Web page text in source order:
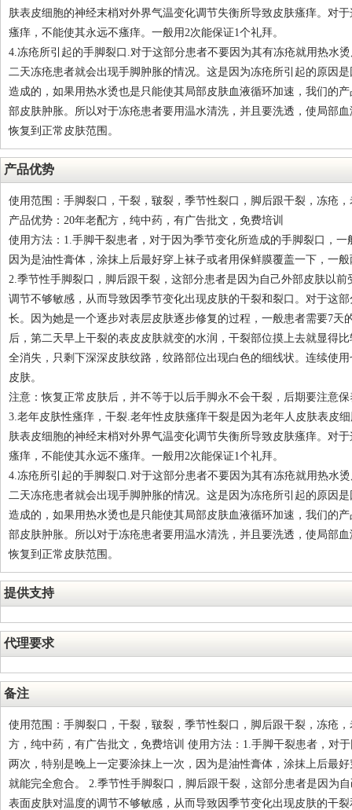
肤表皮细胞的神经末梢对外界气温变化调节失衡所导致皮肤瘙痒。对
瘙痒，不能使其永远不瘙痒。一般用2次能保证1个礼拜。
4.冻疮所引起的手脚裂口.对于这部分患者不要因为其有冻疮就用热水
二天冻疮患者就会出现手脚肿胀的情况。这是因为冻疮所引起的原因
造成的，如果用热水烫也是只能使其局部皮肤血液循环加速，我们的
部皮肤肿胀。所以对于冻疮患者要用温水清洗，并且要洗透，使局部
恢复到正常皮肤范围。
产品优势
使用范围：手脚裂口，干裂，皲裂，季节性裂口，脚后跟干裂，冻疮
产品优势：20年老配方，纯中药，有广告批文，免费培训
使用方法：1.手脚干裂患者，对于因为季节变化所造成的手脚裂口，
因为是油性膏体，涂抹上后最好穿上袜子或者用保鲜膜覆盖一下，一
2.季节性手脚裂口，脚后跟干裂，这部分患者是因为自己外部皮肤以
调节不够敏感，从而导致因季节变化出现皮肤的干裂和裂口。对于这
长。因为她是一个逐步对表层皮肤逐步修复的过程，一般患者需要7天
后，第二天早上干裂的表皮皮肤就变的水润，干裂部位摸上去就显得
全消失，只剩下深深皮肤纹路，纹路部位出现白色的细线状。连续使
皮肤。
注意：恢复正常皮肤后，并不等于以后手脚永不会干裂，后期要注意
3.老年皮肤性瘙痒，干裂.老年性皮肤瘙痒干裂是因为老年人皮肤表皮
肤表皮细胞的神经末梢对外界气温变化调节失衡所导致皮肤瘙痒。对
瘙痒，不能使其永远不瘙痒。一般用2次能保证1个礼拜。
4.冻疮所引起的手脚裂口.对于这部分患者不要因为其有冻疮就用热水
二天冻疮患者就会出现手脚肿胀的情况。这是因为冻疮所引起的原因
造成的，如果用热水烫也是只能使其局部皮肤血液循环加速，我们的
部皮肤肿胀。所以对于冻疮患者要用温水清洗，并且要洗透，使局部
恢复到正常皮肤范围。
提供支持
代理要求
备注
使用范围：手脚裂口，干裂，皲裂，季节性裂口，脚后跟干裂，冻疮
方，纯中药，有广告批文，免费培训 使用方法：1.手脚干裂患者，对
两次，特别是晚上一定要涂抹上一次，因为是油性膏体，涂抹上后最
就能完全愈合。 2.季节性手脚裂口，脚后跟干裂，这部分患者是因为
表面皮肤对温度的调节不够敏感，从而导致因季节变化出现皮肤的干